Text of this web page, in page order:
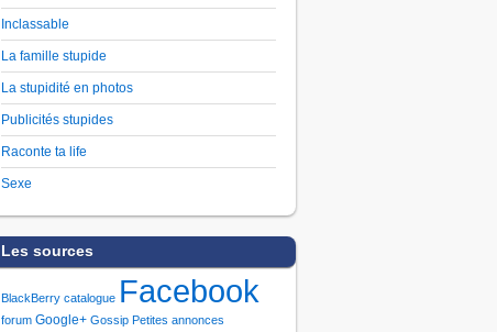
Inclassable
La famille stupide
La stupidité en photos
Publicités stupides
Raconte ta life
Sexe
Les sources
BlackBerry catalogue Facebook
forum Google+ Gossip Petites annonces